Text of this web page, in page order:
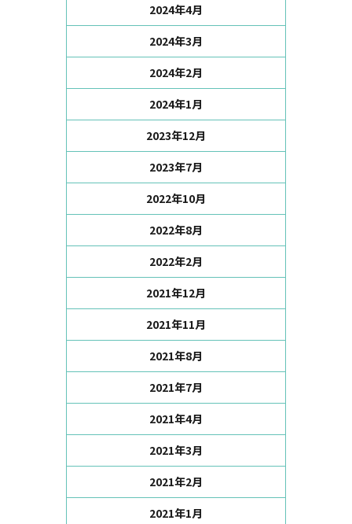
2024年4月
2024年3月
2024年2月
2024年1月
2023年12月
2023年7月
2022年10月
2022年8月
2022年2月
2021年12月
2021年11月
2021年8月
2021年7月
2021年4月
2021年3月
2021年2月
2021年1月